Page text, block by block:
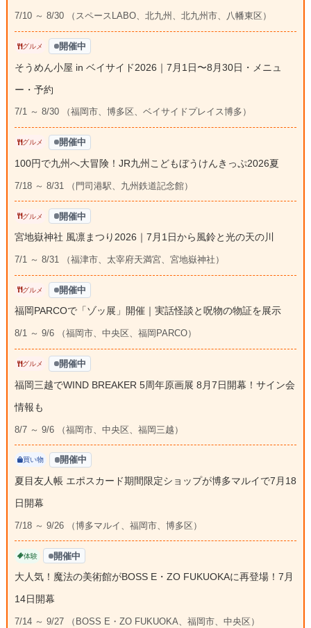
7/10 ～ 8/30 （スペースLABO、北九州、北九州市、八幡東区）
グルメ 開催中
そうめん小屋 in ベイサイド2026｜7月1日〜8月30日・メニュ
ー・予約
7/1 ～ 8/30 （福岡市、博多区、ベイサイドプレイス博多）
グルメ 開催中
100円で九州へ大冒険！JR九州こどもぼうけんきっぷ2026夏
7/18 ～ 8/31 （門司港駅、九州鉄道記念館）
グルメ 開催中
宮地嶽神社 風凛まつり2026｜7月1日から風鈴と光の天の川
7/1 ～ 8/31 （福津市、太宰府天満宮、宮地嶽神社）
グルメ 開催中
福岡PARCOで「ゾッ展」開催｜実話怪談と呪物の物証を展示
8/1 ～ 9/6 （福岡市、中央区、福岡PARCO）
グルメ 開催中
福岡三越でWIND BREAKER 5周年原画展 8月7日開幕！サイン会
情報も
8/7 ～ 9/6 （福岡市、中央区、福岡三越）
買い物 開催中
夏目友人帳 エポスカード期間限定ショップが博多マルイで7月18
日開幕
7/18 ～ 9/26 （博多マルイ、福岡市、博多区）
体験 開催中
大人気！魔法の美術館がBOSS E・ZO FUKUOKAに再登場！7月
14日開幕
7/14 ～ 9/27 （BOSS E・ZO FUKUOKA、福岡市、中央区）